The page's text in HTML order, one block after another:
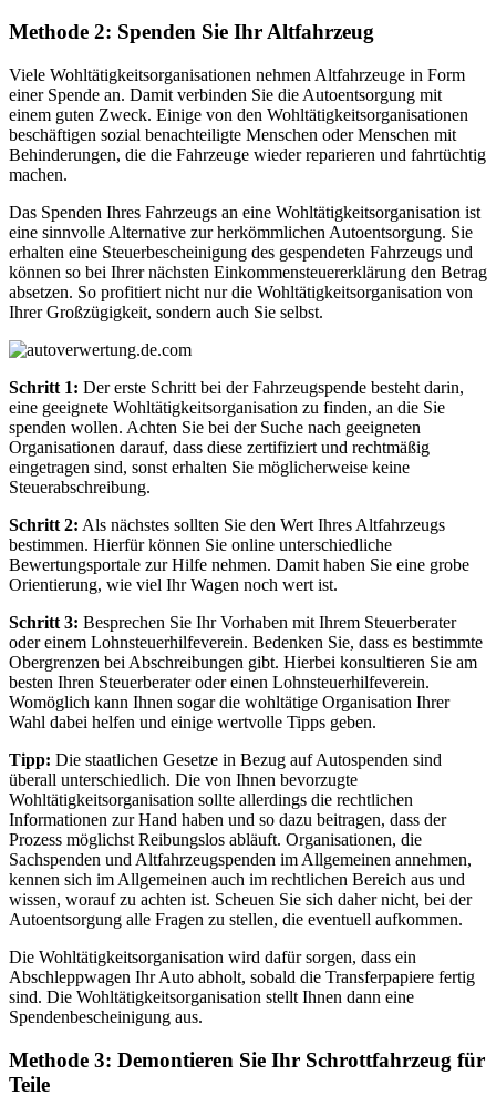
Methode 2: Spenden Sie Ihr Altfahrzeug
Viele Wohltätigkeitsorganisationen nehmen Altfahrzeuge in Form
einer Spende an. Damit verbinden Sie die Autoentsorgung mit
einem guten Zweck. Einige von den Wohltätigkeitsorganisationen
beschäftigen sozial benachteiligte Menschen oder Menschen mit
Behinderungen, die die Fahrzeuge wieder reparieren und fahrtüchtig
machen.
Das Spenden Ihres Fahrzeugs an eine Wohltätigkeitsorganisation ist
eine sinnvolle Alternative zur herkömmlichen Autoentsorgung. Sie
erhalten eine Steuerbescheinigung des gespendeten Fahrzeugs und
können so bei Ihrer nächsten Einkommensteuererklärung den Betrag
absetzen. So profitiert nicht nur die Wohltätigkeitsorganisation von
Ihrer Großzügigkeit, sondern auch Sie selbst.
Schritt 1: Der erste Schritt bei der Fahrzeugspende besteht darin,
eine geeignete Wohltätigkeitsorganisation zu finden, an die Sie
spenden wollen. Achten Sie bei der Suche nach geeigneten
Organisationen darauf, dass diese zertifiziert und rechtmäßig
eingetragen sind, sonst erhalten Sie möglicherweise keine
Steuerabschreibung.
Schritt 2: Als nächstes sollten Sie den Wert Ihres Altfahrzeugs
bestimmen. Hierfür können Sie online unterschiedliche
Bewertungsportale zur Hilfe nehmen. Damit haben Sie eine grobe
Orientierung, wie viel Ihr Wagen noch wert ist.
Schritt 3: Besprechen Sie Ihr Vorhaben mit Ihrem Steuerberater
oder einem Lohnsteuerhilfeverein. Bedenken Sie, dass es bestimmte
Obergrenzen bei Abschreibungen gibt. Hierbei konsultieren Sie am
besten Ihren Steuerberater oder einen Lohnsteuerhilfeverein.
Womöglich kann Ihnen sogar die wohltätige Organisation Ihrer
Wahl dabei helfen und einige wertvolle Tipps geben.
Tipp: Die staatlichen Gesetze in Bezug auf Autospenden sind
überall unterschiedlich. Die von Ihnen bevorzugte
Wohltätigkeitsorganisation sollte allerdings die rechtlichen
Informationen zur Hand haben und so dazu beitragen, dass der
Prozess möglichst Reibungslos abläuft. Organisationen, die
Sachspenden und Altfahrzeugspenden im Allgemeinen annehmen,
kennen sich im Allgemeinen auch im rechtlichen Bereich aus und
wissen, worauf zu achten ist. Scheuen Sie sich daher nicht, bei der
Autoentsorgung alle Fragen zu stellen, die eventuell aufkommen.
Die Wohltätigkeitsorganisation wird dafür sorgen, dass ein
Abschleppwagen Ihr Auto abholt, sobald die Transferpapiere fertig
sind. Die Wohltätigkeitsorganisation stellt Ihnen dann eine
Spendenbescheinigung aus.
Methode 3: Demontieren Sie Ihr Schrottfahrzeug für
Teile